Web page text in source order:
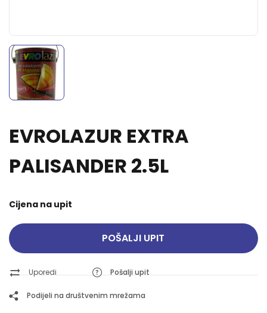
EVROLAZUR EXTRA
PALISANDER 2.5L
Cijena na upit
POŠALJI UPIT
Uporedi Pošalji upit
Podijeli na društvenim mrežama